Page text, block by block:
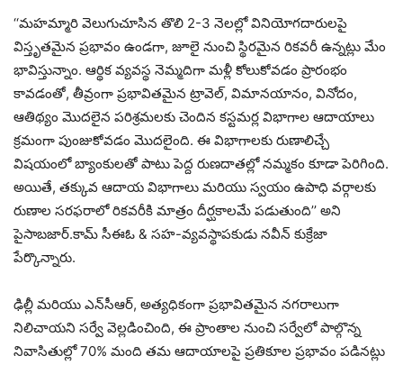
‘‘మహమ్మారి వెలుగుచూసిన తొలి 2-3 నెలల్లో వినియోగదారులపై
విస్తృతమైన ప్రభావం ఉండగా, జూలై నుంచి స్థిరమైన రికవరీ ఉన్నట్లు మేం
భావిస్తున్నాం. ఆర్థిక వ్యవస్థ నెమ్మదిగా మళ్లీ కోలుకోవడం ప్రారంభం
కావడంతో, తీవ్రంగా ప్రభావితమైన ట్రావెల్, విమానయానం, వినోదం,
ఆతిథ్యం మొదలైన పరిశ్రమలకు చెందిన కస్టమర్ల విభాగాల ఆదాయాలు
క్రమంగా పుంజుకోవడం మొదలైంది. ఈ విభాగాలకు రుణాలిచ్చే
విషయంలో బ్యాంకులతో పాటు పెద్ద రుణదాతల్లో నమ్మకం కూడా పెరిగింది.
అయితే, తక్కువ ఆదాయ విభాగాలు మరియు స్వయం ఉపాధి వర్గాలకు
రుణాల సరఫరాలో రికవరీకి మాత్రం దీర్ఘకాలమే పడుతుంది’’ అని
పైసాబజార్.కామ్ సీఈఓ & సహ-వ్యవస్థాపకుడు నవీన్ కుక్రేజా
పేర్కొన్నారు.
ఢిల్లీ మరియు ఎన్‌సీఆర్, అత్యధికంగా ప్రభావితమైన నగరాలుగా
నిలిచాయని సర్వే వెల్లడించింది, ఈ ప్రాంతాల నుంచి సర్వేలో పాల్గొన్న
నివాసితుల్లో 70% మంది తమ ఆదాయాలపై ప్రతికూల ప్రభావం పడినట్లు